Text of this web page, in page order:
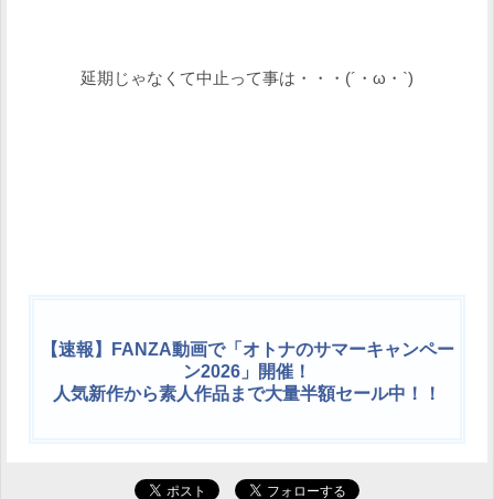
延期じゃなくて中止って事は・・・(´・ω・`)
【速報】FANZA動画で「オトナのサマーキャンペー
ン2026」開催！
人気新作から素人作品まで大量半額セール中！！